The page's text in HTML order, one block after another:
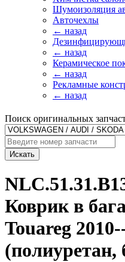
Шумоизоляция
Авточехлы
← назад
← назад
Керамическое
← назад
Рекламные
← назад
Поиск оригинальных
Искать
Коврик в
Touareg